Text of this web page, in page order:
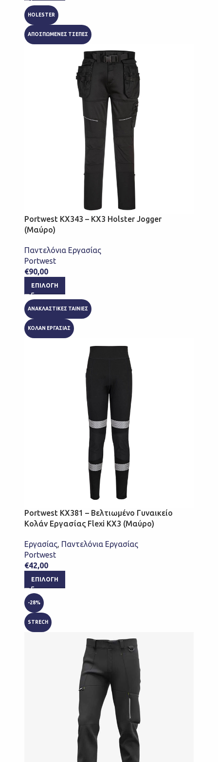
HOLESTER
ΑΠΟΣΠΩΜΕΝΕΣ ΤΣΕΠΕΣ
Portwest KX343 – KX3 Holster Jogger
(Μαύρο)
Παντελόνια Εργασίας
Portwest
€90,00
ΕΠΙΛΟΓΉ
ΑΝΑΚΛΑΣΤΙΚΕΣ ΤΑΙΝΙΕΣ
ΚΟΛΑΝ ΕΡΓΑΣΙΑΣ
Portwest KX381 – Βελτιωμένο Γυναικείο
Κολάν Εργασίας Flexi KX3 (Μαύρο)
Εργασίας, Παντελόνια Εργασίας
Portwest
€42,00
ΕΠΙΛΟΓΉ
-28%
STRECH